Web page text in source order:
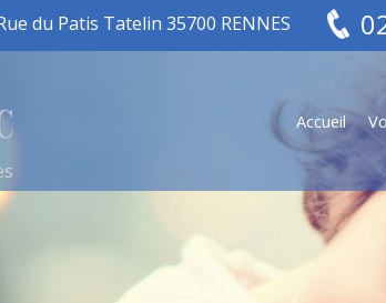
du Patis Tatelin 35700 RENNES
Accueil